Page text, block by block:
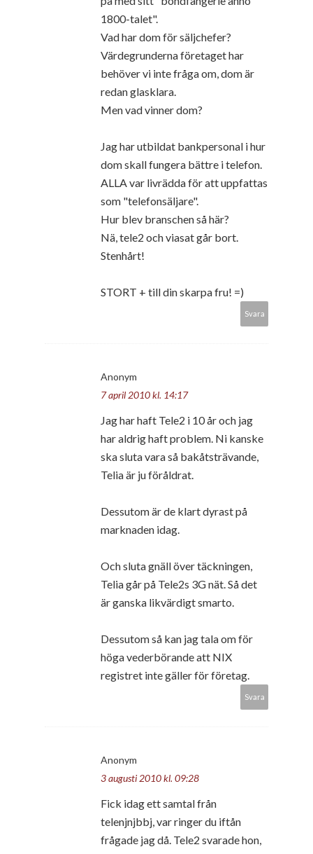
1800-talet".
Vad har dom för säljchefer?
Värdegrunderna företaget har
behöver vi inte fråga om, dom är
redan glasklara.
Men vad vinner dom?
Jag har utbildat bankpersonal i hur
dom skall fungera bättre i telefon.
ALLA var livrädda för att uppfattas
som "telefonsäljare".
Hur blev branschen så här?
Nä, tele2 och viasat går bort.
Stenhårt!
STORT + till din skarpa fru! =)
Svara
Anonym
7 april 2010 kl. 14:17
Jag har haft Tele2 i 10 år och jag
har aldrig haft problem. Ni kanske
ska sluta vara så bakåtsträvande,
Telia är ju föråldrat.
Dessutom är de klart dyrast på
marknaden idag.
Och sluta gnäll över täckningen,
Telia går på Tele2s 3G nät. Så det
är ganska likvärdigt smarto.
Dessutom så kan jag tala om för
höga vederbörande att NIX
registret inte gäller för företag.
Svara
Anonym
3 augusti 2010 kl. 09:28
Fick idag ett samtal från
telenjnjbbj, var ringer du iftån
frågade jag då. Tele2 svarade hon,